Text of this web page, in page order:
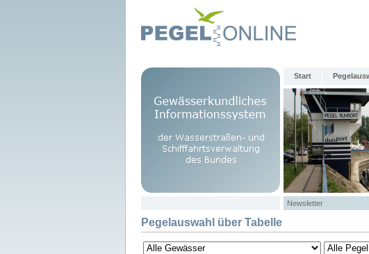
Start
Newsletter
Pegelauswahl über Tabelle